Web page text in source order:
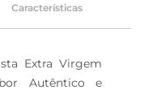
Características
Extra Virgem
Autêntico e